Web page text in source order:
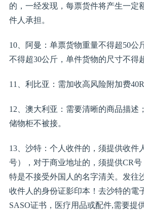
的，一经发现，每票货件将产生一定
件人承担。
10、阿曼：单票货物重量不得超50公
不得超30公斤，单件货物的尺寸不得
11、利比亚：需加收高风险附加费
12、澳大利亚：需要清晰的商品描述
储物柜不被接。
13、沙特：个人收件的，须提供收件
号），对于商业地址的，须提供CR
特是不接受外国人的名字清关。发往
收件人的身份证影印本！去沙特的電
SASO证书，医疗用品或配件,需要提